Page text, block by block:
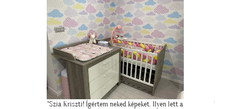
"Szia Kriszti! Ígértem neked képeket. Ilyen lett a